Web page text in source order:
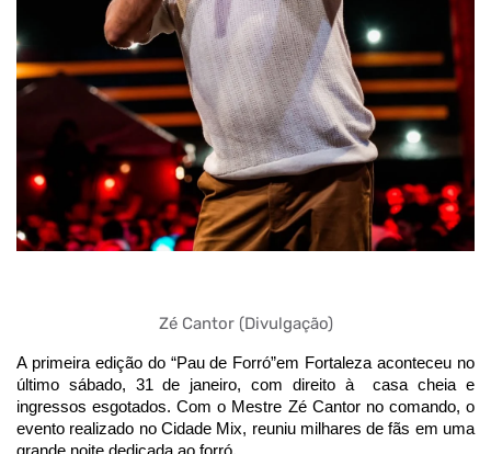
Zé Cantor (Divulgação)
A primeira edição do “Pau de Forró”em Fortaleza aconteceu no
último sábado, 31 de janeiro, com direito à casa cheia e
ingressos esgotados. Com o Mestre Zé Cantor no comando, o
evento realizado no Cidade Mix, reuniu milhares de fãs em uma